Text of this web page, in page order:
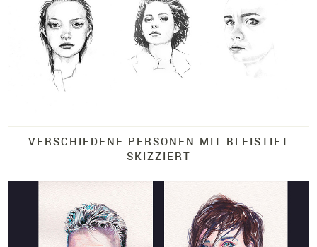
VERSCHIEDENE PERSONEN MIT BLEISTIFT
SKIZZIERT